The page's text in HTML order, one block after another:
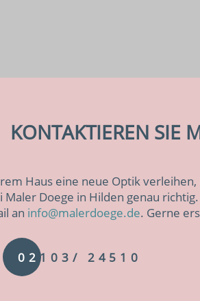
KONTAKTIEREN SIE
Haus eine neue Optik
Maler Doege in Hilden genau
an info@malerdoege.de. Gerne
02 103/ 24510